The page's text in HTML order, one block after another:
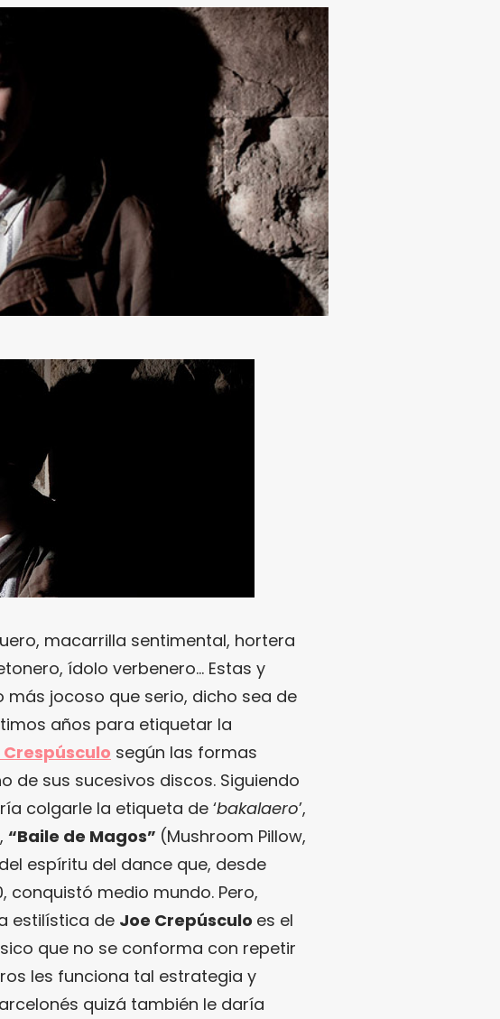
macarrilla sentimental, hortera
ídolo verbenero… Estas y
jocoso que serio, dicho sea de
años para etiquetar la
Crespúsculo según las formas
de sus sucesivos discos. Siguiendo
colgarle la etiqueta de ‘bakalaero’,
“Baile de Magos” (Mushroom Pillow,
espíritu del dance que, desde
conquistó medio mundo. Pero,
estilística de Joe Crepúsculo es el
que no se conforma con repetir
les funciona tal estrategia y
quizá también le daría